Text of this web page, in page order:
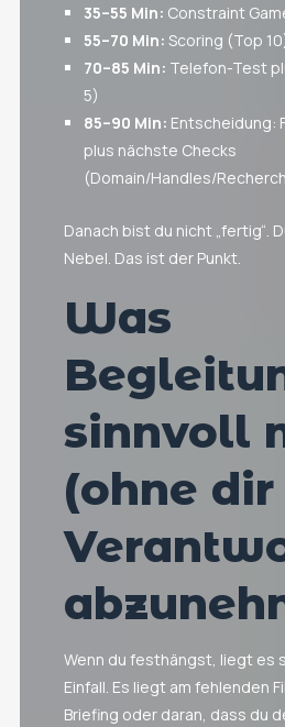
35–55 Min: Constraint
55–70 Min: Scoring (Top
70–85 Min: Telefon-Test
5)
85–90 Min: Entscheidung:
plus nächste Checks
(Domain/Handles/
Danach bist du nicht „fertig“.
Nebel. Das ist der Punkt.
Was
sinnvoll
(ohne
Wenn du festhängst, liegt es
Einfall. Es liegt am fehlenden
Briefing oder daran, dass du